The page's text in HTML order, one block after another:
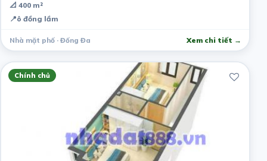
📐 400 m²
📍ô đồng lầm
Nhà mặt phố · Đống Đa Xem chi tiết →
Chính chủ